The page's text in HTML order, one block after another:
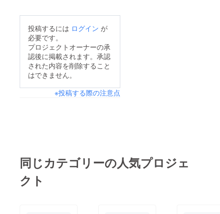
投稿するには ログイン が
必要です。
プロジェクトオーナーの承
認後に掲載されます。承認
された内容を削除すること
はできません。
※投稿する際の注意点
同じカテゴリーの人気プロジェ
クト